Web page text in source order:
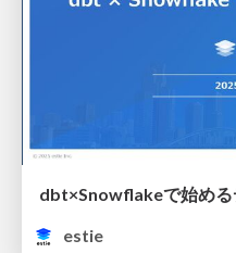
dbt×Snowflakeで始める
estie